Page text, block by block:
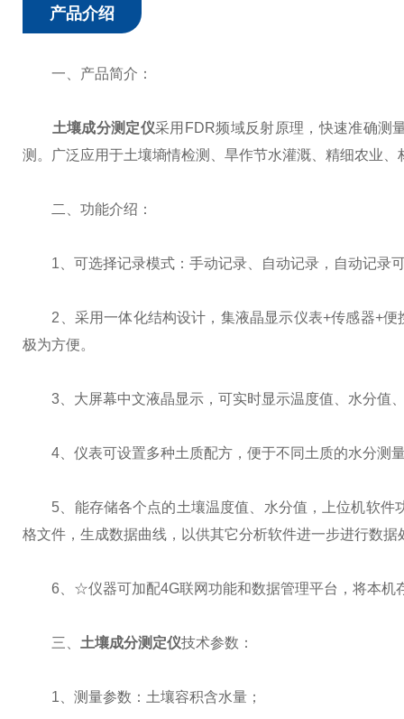
产品介绍
一、产品简介：
土壤成分测定仪采用FDR频域反射原理，快速准确测
测。广泛应用于土壤墒情检测、旱作节水灌溉、精细农业
二、功能介绍：
1、可选择记录模式：手动记录、自动记录，自动记录
2、采用一体化结构设计，集液晶显示仪表+传感器+便
极为方便。
3、大屏幕中文液晶显示，可实时显示温度值、水分值
4、仪表可设置多种土质配方，便于不同土质的水分测
5、能存储各个点的土壤温度值、水分值，上位机软件
格文件，生成数据曲线，以供其它分析软件进一步进行数据
6、☆仪器可加配4G联网功能和数据管理平台，将本机
三、 土壤成分测定仪技术参数：
1、测量参数：土壤容积含水量；